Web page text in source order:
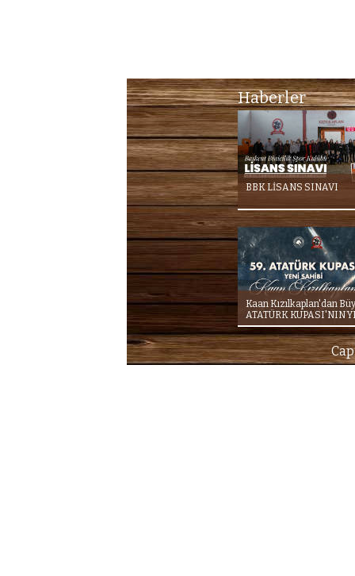
Haberler
BBK LİSANS SINAVI
Kaan Kızılkaplan'dan
ATATÜRK KUPASI'NIN